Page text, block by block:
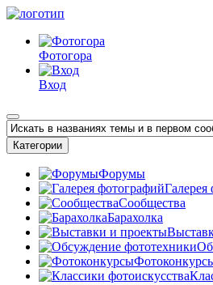
Фотогора
Вход
Категории
Форумы
Галерея
Сообщества
Барахолка